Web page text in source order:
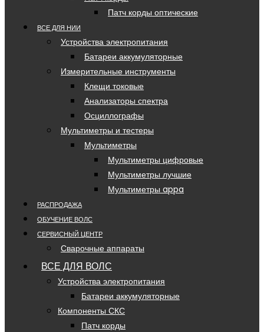
Патч корды оптические
ВСЕ ДЛЯ НИИ
Устройства электропитания
Батареи аккумуляторные
Измерительные инструменты
Клещи токовые
Анализаторы спектра
Осциллографы
Мультиметры и тестеры
Мультиметры
Мультиметры цифровые
Мультиметры лучшие
Мультиметры appa
РАСПРОДАЖА
ОБУЧЕНИЕ ВОЛС
СЕРВИСНЫЙ ЦЕНТР
Сварочные аппараты
ВСЕ ДЛЯ ВОЛС
Устройства электропитания
Батареи аккумуляторные
Компоненты СКС
Патч корды